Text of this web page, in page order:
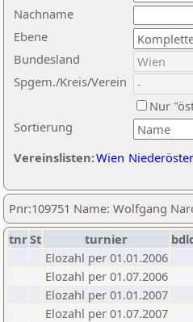
Nachname
Ebene
Sortierung
Bundesland
Spgem./Kreis/Verein
Nur
Vereinslisten:Wien
Pnr:109751 Name: Wolfgang
tnrSt turnier
Elozahl per 01.01.2006
Elozahl per 01.07.2006
Elozahl per 01.01.2007
Elozahl per 01.07.2007